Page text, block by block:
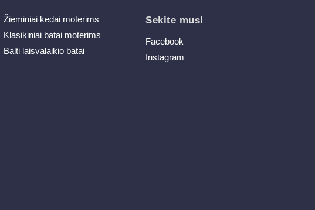
Žieminiai kedai moterims
Klasikiniai batai moterims
Balti laisvalaikio batai
Sekite mus!
Facebook
Instagram